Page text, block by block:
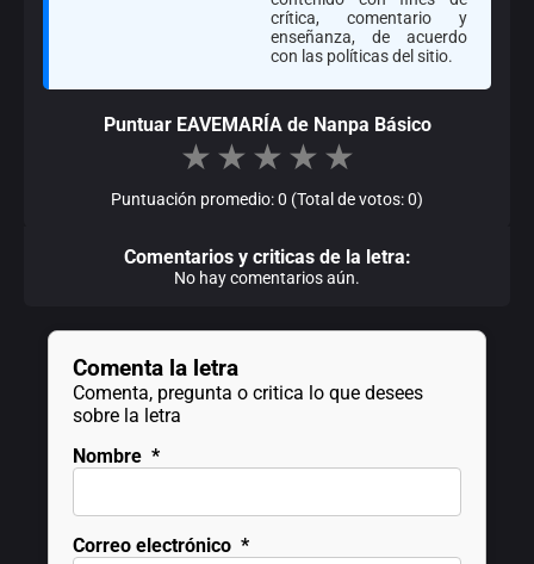
crítica, comentario y
enseñanza, de acuerdo
con las políticas del sitio.
Puntuar EAVEMARÍA de Nanpa Básico
★ ★ ★ ★ ★
Puntuación promedio: 0 (Total de votos: 0)
Comentarios y criticas de la letra:
No hay comentarios aún.
Comenta la letra
Comenta, pregunta o critica lo que desees
sobre la letra
Nombre *
Correo electrónico *